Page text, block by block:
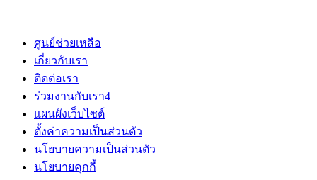
ศูนย์ช่วยเหลือ
เกี่ยวกับเรา
ติดต่อเรา
ร่วมงานกับเรา4
แผนผังเว็บไซต์
ตั้งค่าความเป็นส่วนตัว
นโยบายความเป็นส่วนตัว
นโยบายคุกกี้